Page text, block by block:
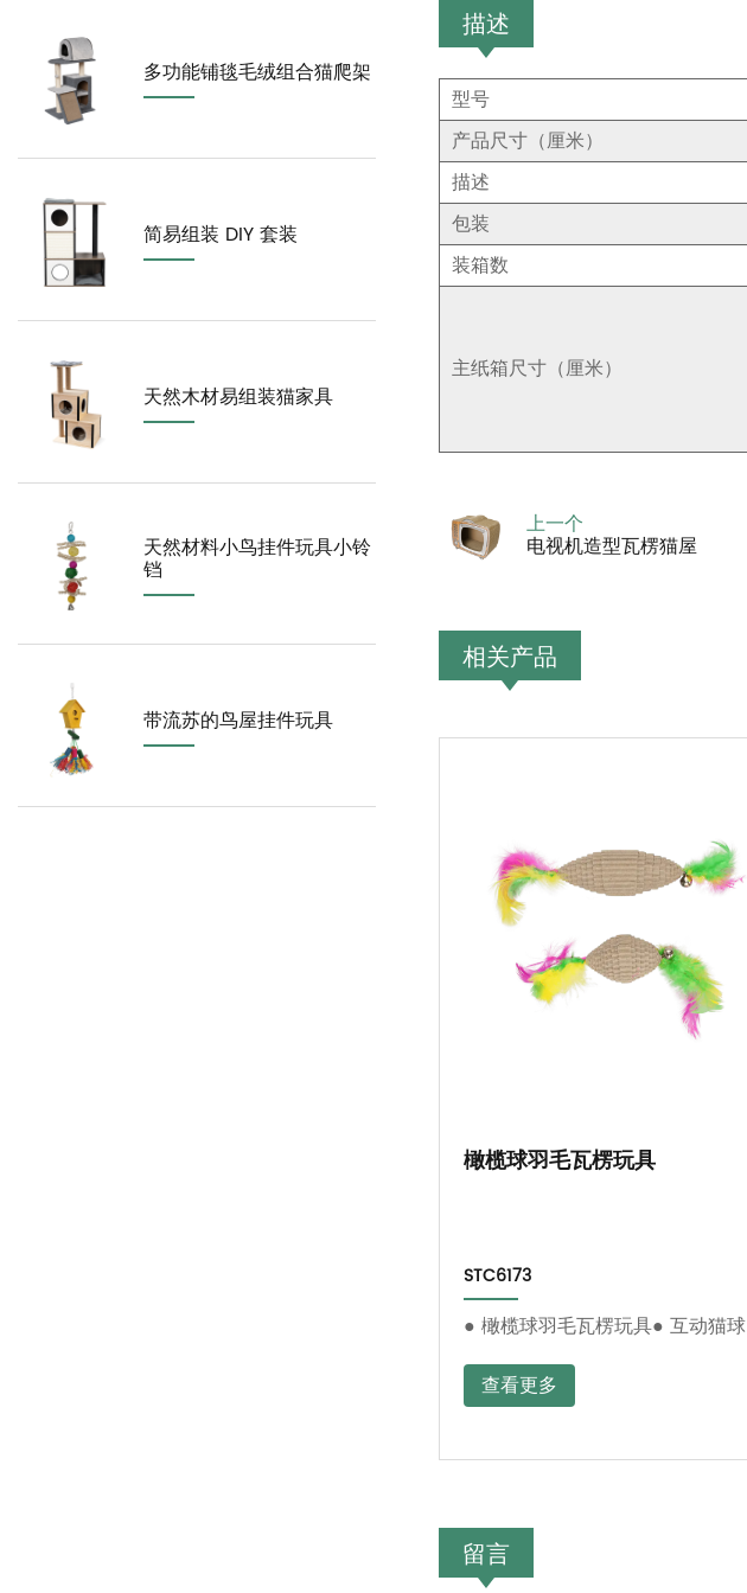
多功能铺毯毛绒组合猫爬架
简易组装 DIY 套装
天然木材易组装猫家具
天然材料小鸟挂件玩具小铃
铛
带流苏的鸟屋挂件玩具
描述
型号
产品尺寸（厘米）
描述
包装
装箱数
主纸箱尺寸（厘米）
上一个
电视机造型瓦楞猫屋
相关产品
橄榄球羽毛瓦楞玩具
STC6173
● 橄榄球羽毛瓦楞玩具● 互动猫球
查看更多
留言